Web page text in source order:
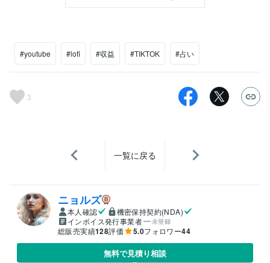
#youtube #lofi #収益 #TIKTOK #占い
3
一覧に戻る
ニョルズ
本人確認
機密保持契約(NDA)
インボイス発行事業者
未登録
総販売実績128評価 5.0フォロワー44
無料で見積り相談